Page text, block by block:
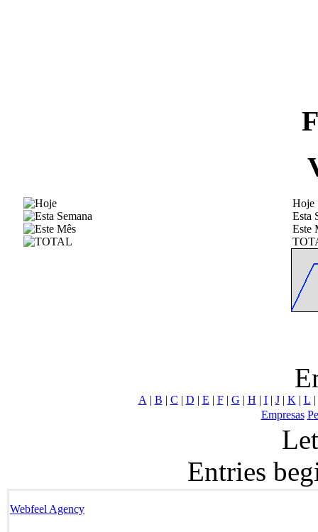
Hoje
Esta
Este
A | B | C | D | E | F| G | H | I| J| K | L |
Empresas
Entries
Webfeel Agency